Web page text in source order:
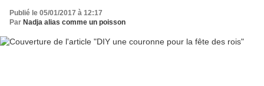
Publié le 05/01/2017 à 12:17
Par Nadja alias comme un poisson